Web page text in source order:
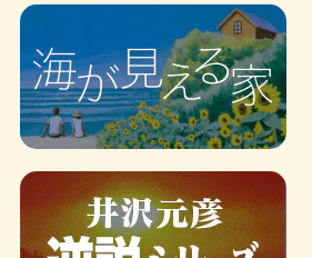
賞金稼ぎスリーサム！ 二重拘束の…
著／川瀬七緒